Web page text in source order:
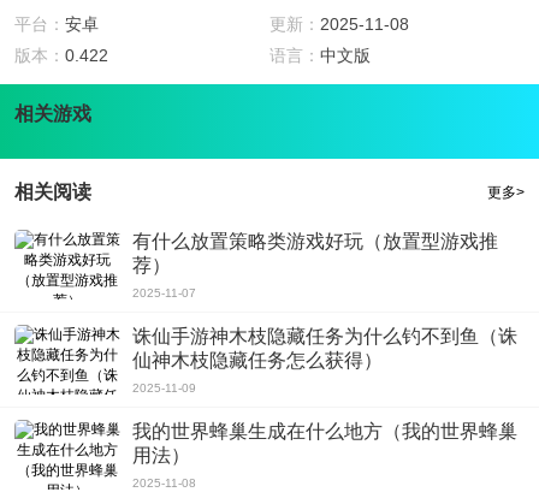
1.有着一百多名的冠军选手等着玩家在游戏中观看，这些冠军选手都很厉害，分
分钟能够锤爆你。
2.有着强大的背景：游戏背景是以当今最火爆的WWE格斗比赛为背景的，所有的
东西都围绕着WWE。
玩来提升提升。
很多病毒突袭。
游戏点评
这款游戏小编诚心推荐，大家一定要来玩，首先在画面上制作的很逼真，玩家在
游戏中的时候会看清楚人物身上每一个肌肉轮廓、表情变化等等，给玩家的视觉
能够带来很多奇特的体验，再搭配上逼真刺激的游戏音效，玩家在游戏的时候能
够听到一些动作的摩擦声，非常的真实，给玩家的游戏体验又会增添很多乐趣。
平台： 安卓 更新： 2025-11-08
版本： 0.422 语言： 中文版
相关游戏
相关阅读 更多>
有什么放置策略类游戏好玩（放置型游戏推
荐）
2025-11-07
诛仙手游神木枝隐藏任务为什么钓不到鱼（诛
仙神木枝隐藏任务怎么获得）
2025-11-09
我的世界蜂巢生成在什么地方（我的世界蜂巢
用法）
2025-11-08